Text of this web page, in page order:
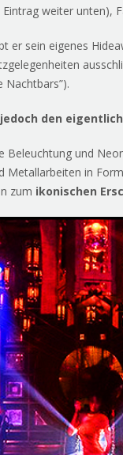
Eintrag weiter unten),
er sein eigenes
Nachtbars”).
den
und
Metallarbeiten in
zum ikonischen